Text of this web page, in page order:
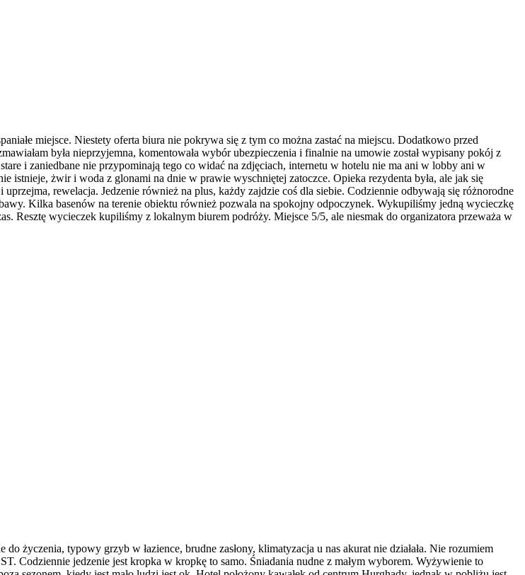
miejsce. Niestety oferta biura nie pokrywa się z tym co można zastać na miejscu. Dodatkowo przed
była nieprzyjemna, komentowała wybór ubezpieczenia i finalnie na umowie został wypisany pokój z
i zaniedbane nie przypominają tego co widać na zdjęciach, internetu w hotelu nie ma ani w lobby ani w
istnieje, żwir i woda z glonami na dnie w prawie wyschniętej zatoczce. Opieka rezydenta była, ale jak się
rewelacja. Jedzenie również na plus, każdy zajdzie coś dla siebie. Codziennie odbywają się różnorodne
Kilka basenów na terenie obiektu również pozwala na spokojny odpoczynek. Wykupiliśmy jedną wycieczkę
Resztę wycieczek kupiliśmy z lokalnym biurem podróży. Miejsce 5/5, ale niesmak do organizatora przeważa w
życzenia, typowy grzyb w łazience, brudne zasłony, klimatyzacja u nas akurat nie działała. Nie rozumiem
Codziennie jedzenie jest kropka w kropkę to samo. Śniadania nudne z małym wyborem. Wyżywienie to